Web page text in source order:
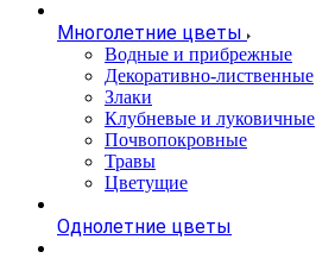
Многолетние цветы
Водные и прибрежные
Декоративно-лиственные
Злаки
Клубневые и луковичные
Почвопокровные
Травы
Цветущие
Однолетние цветы